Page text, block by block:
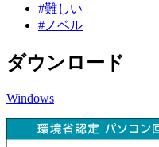
#難しい
#ノベル
ダウンロード
Windows